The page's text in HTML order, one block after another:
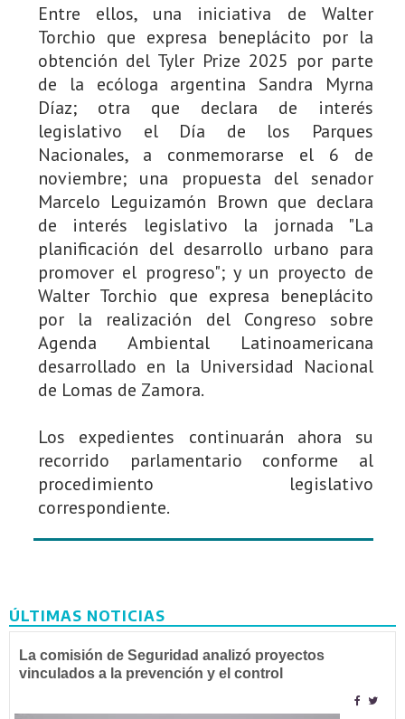
Entre ellos, una iniciativa de Walter
Torchio que expresa beneplácito por la
obtención del Tyler Prize 2025 por parte
de la ecóloga argentina Sandra Myrna
Díaz; otra que declara de interés
legislativo el Día de los Parques
Nacionales, a conmemorarse el 6 de
noviembre; una propuesta del senador
Marcelo Leguizamón Brown que declara
de interés legislativo la jornada "La
planificación del desarrollo urbano para
promover el progreso"; y un proyecto de
Walter Torchio que expresa beneplácito
por la realización del Congreso sobre
Agenda Ambiental Latinoamericana
desarrollado en la Universidad Nacional
de Lomas de Zamora.
Los expedientes continuarán ahora su
recorrido parlamentario conforme al
procedimiento legislativo
correspondiente.
ÚLTIMAS NOTICIAS
La comisión de Seguridad analizó proyectos
vinculados a la prevención y el control